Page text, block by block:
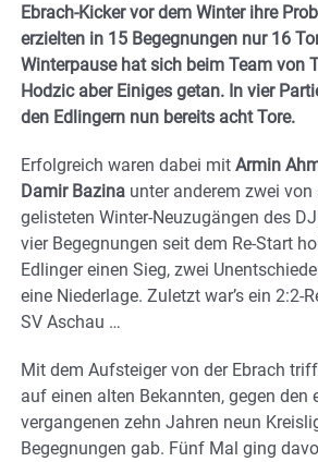
Ebrach-Kicker vor dem Winter ihre
erzielten in 15 Begegnungen nur 16
Winterpause hat sich beim Team von
Hodzic aber Einiges getan. In vier
den Edlingern nun bereits acht Tore.
Erfolgreich waren dabei mit Armin
Damir Bazina unter anderem zwei von
gelisteten Winter-Neuzugängen des
vier Begegnungen seit dem Re-Start
Edlinger einen Sieg, zwei
eine Niederlage. Zuletzt war’s ein 2:2-
SV Aschau …
Mit dem Aufsteiger von der Ebrach
auf einen alten Bekannten, gegen den
vergangenen zehn Jahren neun
Begegnungen gab. Fünf Mal ging